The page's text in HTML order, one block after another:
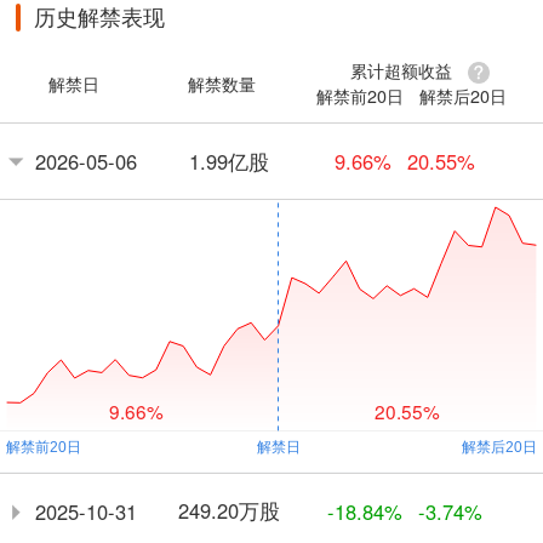
历史解禁表现
解禁日 解禁数量
累计超额收益
解禁前20日
解禁后20日
2026-05-06 1.99亿股 9.66% 20.55%
9.66% 20.55%
2025-10-31 249.20万股 -18.84% -3.74%